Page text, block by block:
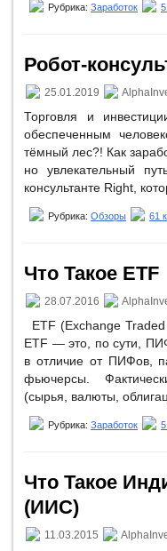
Рубрика: Заработок
Робот-
25.01.2019
Торговля и
обеспеченным
тёмный лес?! Как
но увлекательный
консультанте Right,
Рубрика: Обзоры 61
Что Такое ETF
28.07.2016
ETF (Exchange
ETF — это, по сути,
в отличие от ПИФов,
фьючерсы.
(сырья, валюты,
Рубрика: Заработок
Что Такое
(ИИС)
11.03.2015